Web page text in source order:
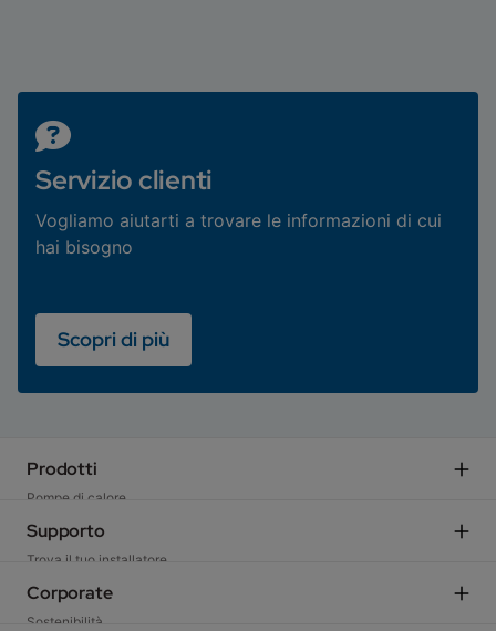
Servizio clienti
Vogliamo aiutarti a trovare le informazioni di cui
hai bisogno
Scopri di più
Prodotti
Pompe di calore
Sistemi Ibridi
Caldaie residenziali
Ventilazione meccanica
Supporto
Trova il tuo installatore
Scegli il Centro di Assistenza Tecnica
Preventivatore
Corporate
Sostenibilità